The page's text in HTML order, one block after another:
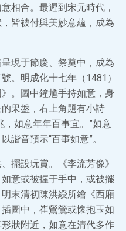
相合。最遲到宋元時代，
皆被付與美妙意蘊，成為
現于節慶、祭奠中，成為
。明成化十七年（1481）
。圖中鐘馗手持如意，身
果盤，右上角題有小詩
，如意年年百事宜。”如意
諧音預示“百事如意”。
擺設玩賞。《李流芳像》
意或被握于手中，或被擺
末清初陳洪綬所繪《西廂
圖中，崔鶯鶯或懷抱玉如
狀附近，如意在清代多作